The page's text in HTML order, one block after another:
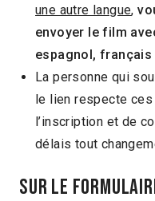
une autre langue,
envoyer le film
espagnol, français
La personne qui
le lien respecte
l’inscription et de
délais tout
SUR LE